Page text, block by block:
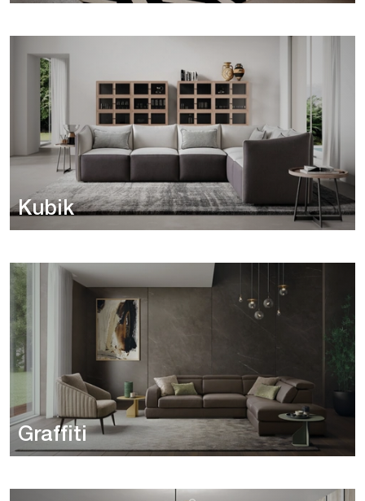
Kubik
Graffiti